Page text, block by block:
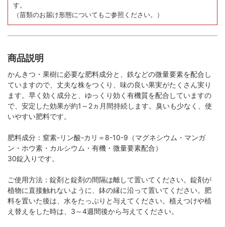
す。
（苗類のお届け形態についてもご参照ください。）
商品説明
かんきつ・果樹に必要な肥料成分と、鉄などの微量要素を配合し
ていますので、丈夫な株をつくり、味の良い果実がたくさん実り
ます。早く効く成分と、ゆっくり効く有機質を配合していますの
で、安定した効果が約1～2ヵ月間持続します。臭いも少なく、使
いやすい肥料です。
肥料成分：窒素-リン酸-カリ＝8-10-9（マグネシウム・マンガ
ン・ホウ素・カルシウム・有機・微量要素配合）
30錠入りです。
ご使用方法：錠剤と錠剤の間隔は離して置いてください。錠剤が
植物に直接触れないように、鉢の縁に沿って置いてください。肥
料を置いた後は、水をたっぷりと与えてください。植えつけや植
え替えをした時は、3～4週間後から与えてください。